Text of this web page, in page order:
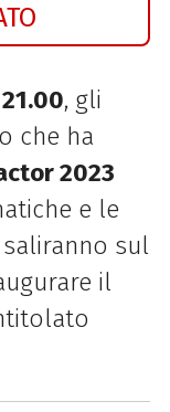
, gli
che ha
2023
e le
sul
il